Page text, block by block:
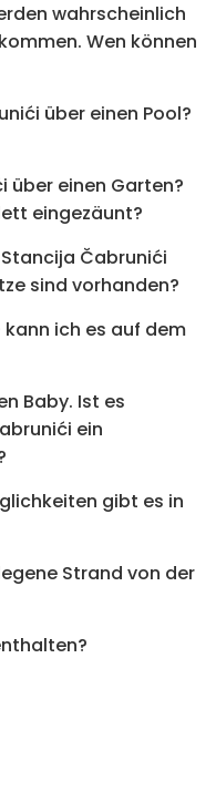
wahrscheinlich
Wen können
über einen Pool?
über einen Garten?
eingezäunt?
Čabrunići
sind vorhanden?
ich es auf dem
Baby. Ist es
ein
gibt es in
Strand von der